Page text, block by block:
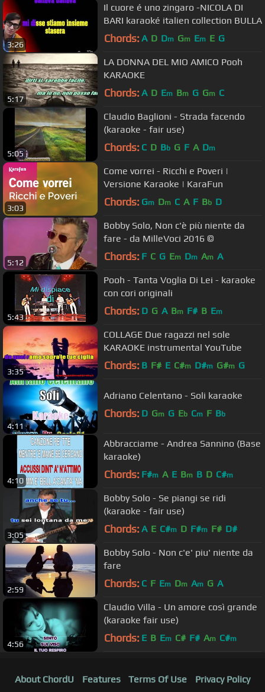
3:26
Il cuore é uno zingaro -NICOLA DI
BARI karaoké italien collection BULLA
Chords: A D Dm Gm Em E G
5:17
LA DONNA DEL MIO AMICO Pooh
KARAOKE
Chords: A D Em Bm G Gm C
5:05
Claudio Baglioni - Strada facendo
(karaoke - fair use)
Chords: C D Bb G F A Dm
3:03
Come vorrei - Ricchi e Poveri |
Versione Karaoke | KaraFun
Chords: Gm Dm C A F Bb D
5:12
Bobby Solo, Non c'è più niente da
fare - da MilleVoci 2016 ©
Chords: F C G Em Dm Am A
5:43
Pooh - Tanta Voglia Di Lei - karaoke
con cori originali
Chords: D G A Bm F# B Em
3:35
COLLAGE Due ragazzi nel sole
KARAOKE instrumental YouTube
Chords: B F# E C#m D#m G#m G
4:11
Adriano Celentano - Soli karaoke
Chords: D Gm G Eb Cm F Bb
4:10
Abbracciame - Andrea Sannino (Base
karaoke)
Chords: F#m A E Bm B D C#m
3:05
Bobby Solo - Se piangi se ridi
(karaoke - fair use)
Chords: A E C#m D F#m F# D#
2:59
Bobby Solo - Non c'e' piu' niente da
fare
Chords: C F Em Dm Am G A
4:56
Claudio Villa - Un amore così grande
(karaoke fair use)
Chords: E B Em C# F# Am C#m
About ChordU Features Terms Of Use Privacy Policy